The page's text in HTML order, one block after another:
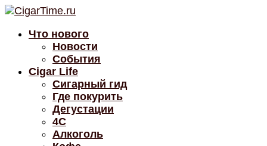
Что нового
Новости
События
Cigar Life
Сигарный гид
Где покурить
Дегустации
4C
Алкоголь